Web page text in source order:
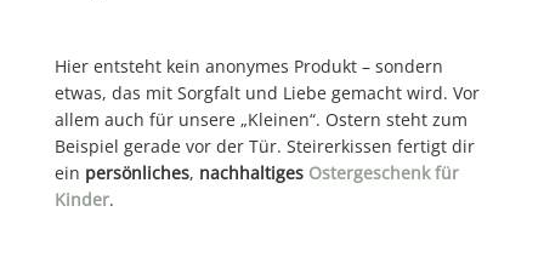
Hier entsteht kein anonymes Produkt – sondern
etwas, das mit Sorgfalt und Liebe gemacht wird. Vor
allem auch für unsere „Kleinen“. Ostern steht zum
Beispiel gerade vor der Tür. Steirerkissen fertigt dir
ein persönliches, nachhaltiges Ostergeschenk für
Kinder.